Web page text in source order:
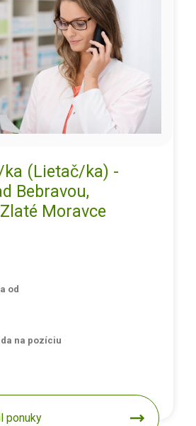
(Lietač/ka) -
Bebravou,
Moravce
od
na pozíciu
ponuky